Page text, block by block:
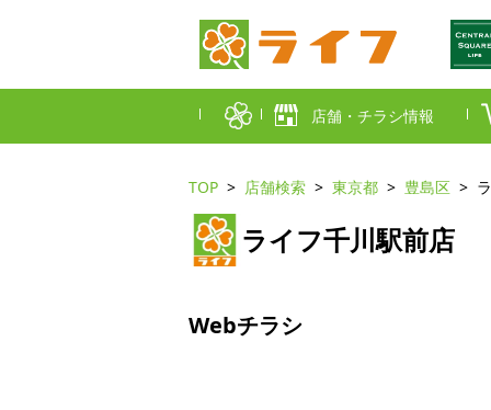
店舗・チラシ情報
東京都
大阪市
TOP 店舗検索 東京都 豊島区
ライフ千川駅前店
Webチラシ